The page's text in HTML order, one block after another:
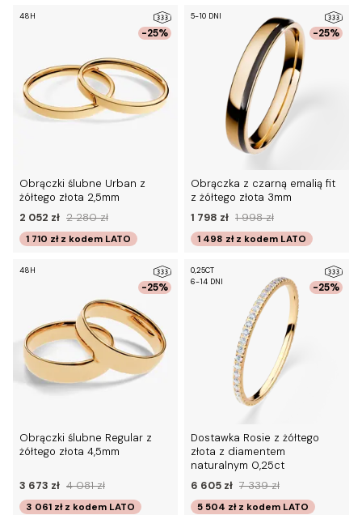
-25%
48H
Obrączki ślubne Urban z
żółtego złota 2,5mm
2 052 zł 2 280 zł
1 710 zł z kodem LATO
-25%
5-10 DNI
Obrączka z czarną emalią fit
z żółtego złota 3mm
1 798 zł 1 998 zł
1 498 zł z kodem LATO
-25%
48H
Obrączki ślubne Regular z
żółtego złota 4,5mm
3 673 zł 4 081 zł
3 061 zł z kodem LATO
-25%
0,25CT
6-14 DNI
Dostawka Rosie z żółtego
złota z diamentem
naturalnym 0,25ct
6 605 zł 7 339 zł
5 504 zł z kodem LATO